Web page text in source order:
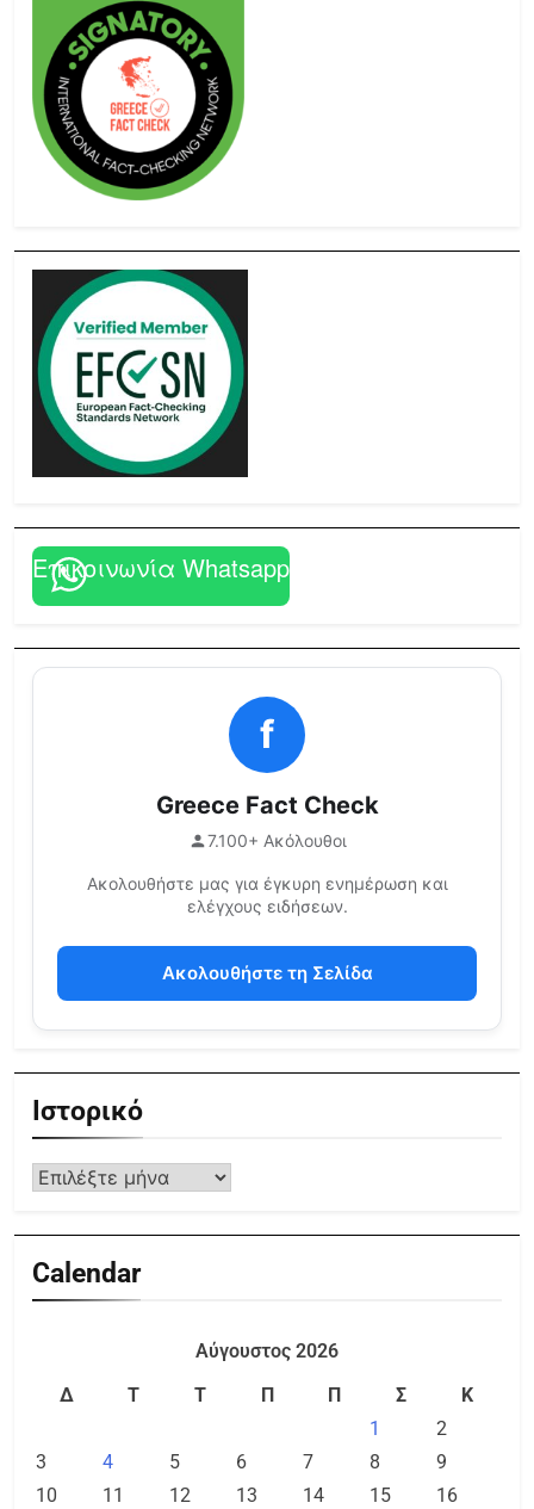
Επικοινωνία Whatsapp
f
Greece Fact Check
7.100+ Ακόλουθοι
Ακολουθήστε μας για έγκυρη ενημέρωση και
ελέγχους ειδήσεων.
Ακολουθήστε τη Σελίδα
Ιστορικό
Calendar
Αύγουστος 2026
Δ
Τ Τ Π Π Σ
Κ
1
2
3
4 5 6 7 8
9
10
11 12 13 14 15
16